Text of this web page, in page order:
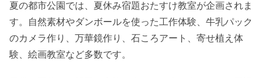
夏の都市公園では、夏休み宿題おたすけ教室が企画されま
す。自然素材やダンボールを使った工作体験、牛乳パック
のカメラ作り、万華鏡作り、石ころアート、寄せ植え体
験、絵画教室など多数です。